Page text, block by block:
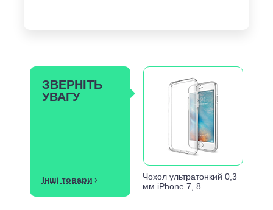
ЗВЕРНІТЬ
УВАГУ
Інші товари
Чохол ультратонкий 0,3
мм iPhone 7, 8